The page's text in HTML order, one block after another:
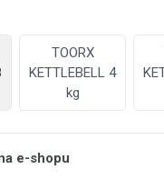
TOORX
KETTLEBELL 4
kg
e-shopu